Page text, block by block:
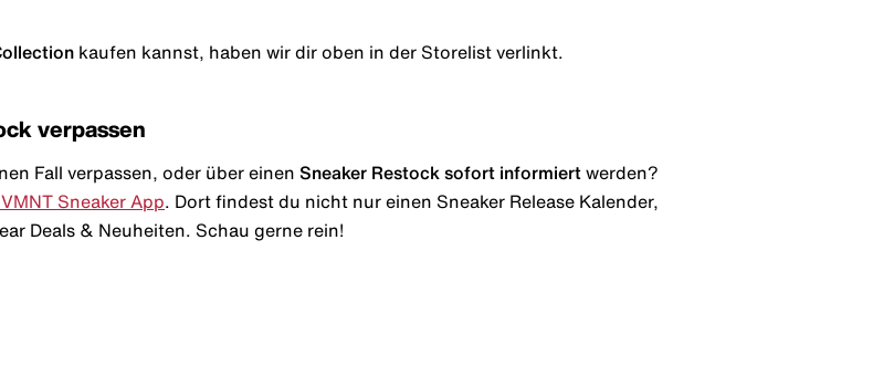
kaufen kannst, haben wir dir oben in der Storelist verlinkt.
verpassen
Fall verpassen, oder über einen Sneaker Restock sofort informiert werden?
Sneaker App . Dort findest du nicht nur einen Sneaker Release Kalender,
Deals & Neuheiten. Schau gerne rein!